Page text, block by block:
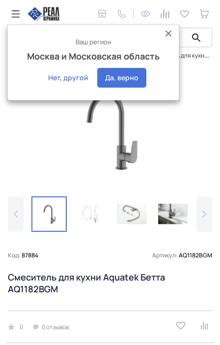
Сантехника и аксессуары Смесители Смеситель для кухни Aquatek Бетта AQ1182BGM
Интернет-магазин
Код:87884 Артикул:AQ1182BGM
Смеситель для кухни Aquatek Бетта
AQ1182BGM
0 0 отзывов
Ваш регион
Москва и Московская область
Нет, другой Да, верно